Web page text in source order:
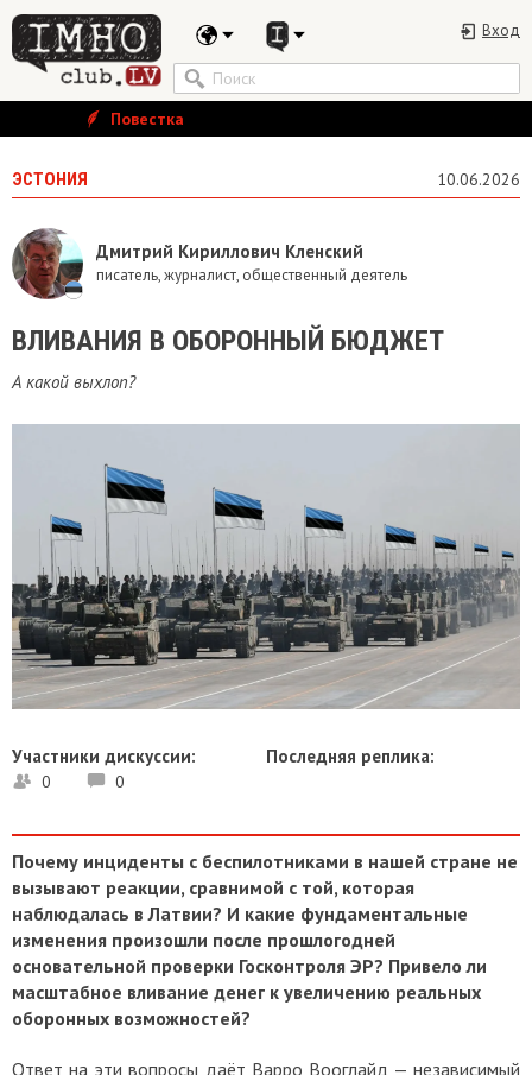
Вход
Повестка
ЭСТОНИЯ 10.06.2026
Дмитрий Кириллович Кленский
писатель, журналист, общественный деятель
ВЛИВАНИЯ В ОБОРОННЫЙ БЮДЖЕТ
А какой выхлоп?
Участники дискуссии:
0 0
Последняя реплика:
Почему инциденты с беспилотниками в нашей стране не
вызывают реакции, сравнимой с той, которая
наблюдалась в Латвии? И какие фундаментальные
изменения произошли после прошлогодней
основательной проверки Госконтроля ЭР? Привело ли
масштабное вливание денег к увеличению реальных
оборонных возможностей?
Ответ на эти вопросы даёт Варро Вооглайд — независимый